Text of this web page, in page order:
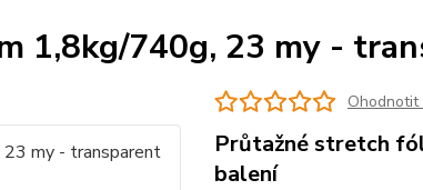
1,8kg/740g, 23 my -
Průtažné stretch
balení